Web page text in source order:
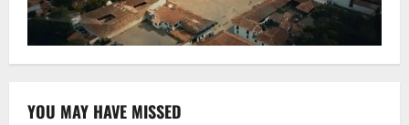
YOU MAY HAVE MISSED